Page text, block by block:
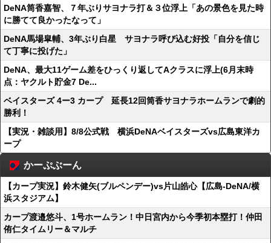
DeNA筒香嘉智、７年ぶりサヨナラ打＆３位浮上「あの景色を見た時
に勝てて良かったなって」
DeNA馬場皐輔、3年ぶり白星 サヨナラ呼び込む好投「自分を信じ
て丁寧に投げた」
DeNA、最大11ゲーム差をひっくり返してAクラスに浮上(6月末時
点：ヤクルト貯金7 De...
ベイスターズ 4ー3 カープ 延長12回筒香サヨナラホームランで劇的
勝利！
【実況・雑談用】8/8公式戦 横浜DeNAベイスターズvs広島東洋カ
ープ
かーぷぶーん
【カープ実況】鈴木健矢(ブルペンデー)vs片山皓心【広島-DeNA/横
浜スタジアム】
カープ渡邉悠斗、1号ホームラン！中日宮内から今季初本塁打！仲田
侑仁タイムリー＆マルチ